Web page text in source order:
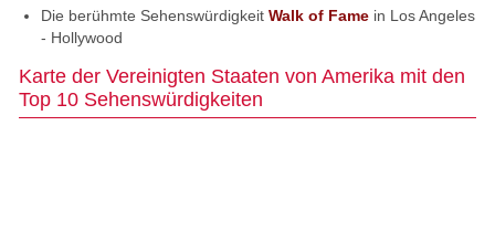
Die berühmte Sehenswürdigkeit Walk of Famein Los Angeles
- Hollywood
Karte der Vereinigten Staaten von Amerika mit den
Top 10 Sehenswürdigkeiten